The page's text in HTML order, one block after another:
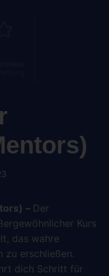
– Der
Kurs
das wahre
zu erschließen.
dich Schritt für